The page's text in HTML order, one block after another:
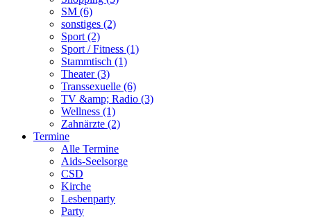
SM (6)
sonstiges (2)
Sport (2)
Sport / Fitness (1)
Stammtisch (1)
Theater (3)
Transsexuelle (6)
TV &amp; Radio (3)
Wellness (1)
Zahnärzte (2)
Termine
Alle Termine
Aids-Seelsorge
CSD
Kirche
Lesbenparty
Party